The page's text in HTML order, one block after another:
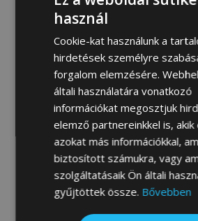
Fotógaléria:
használ
Cookie-kat használunk a
hirdetések személyre
forgalom elemzésére.
általi használatára vonatkozó
információkat megosztjuk
elemző partnereinkkel is,
azokat más információkkal,
biztosított számukra, vagy
szolgáltatásaik Ön általi
gyűjtöttek össze. Bővebben